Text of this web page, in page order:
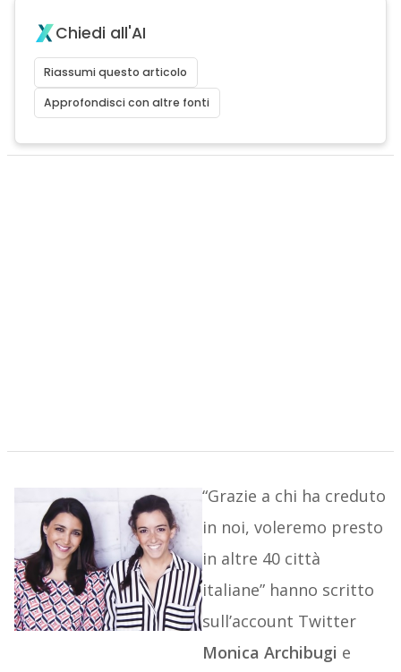
Chiedi all'AI
Riassumi questo articolo
Approfondisci con altre fonti
“Grazie a chi ha creduto
in noi, voleremo presto
in altre 40 città
italiane” hanno scritto
sull’account Twitter
Monica Archibugi e